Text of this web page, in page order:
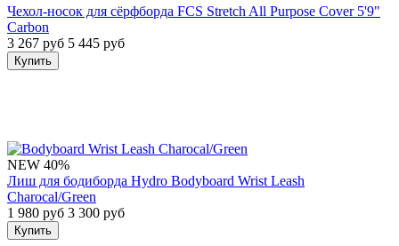
Чехол-носок для сёрфборда FCS Stretch All Purpose Cover 5'9"
Carbon
3 267 руб 5 445 руб
Купить
NEW 40%
Лиш для бодиборда Hydro Bodyboard Wrist Leash
Charocal/Green
1 980 руб 3 300 руб
Купить